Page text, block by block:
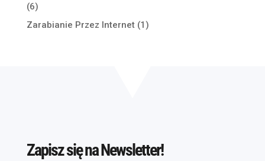
(6)
Zarabianie Przez Internet(1)
Zapisz się na Newsletter!